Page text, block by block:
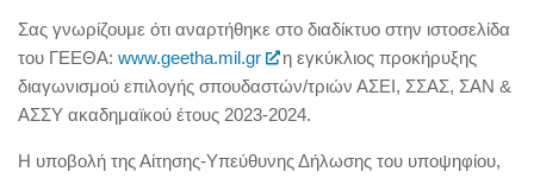
Σας γνωρίζουμε ότι αναρτήθηκε στο διαδίκτυο στην ιστοσελίδα
του ΓΕΕΘΑ: www.geetha.mil.gr
η εγκύκλιος προκήρυξης
διαγωνισμού επιλογής σπουδαστών/τριών ΑΣΕΙ, ΣΣΑΣ, ΣΑΝ &
ΑΣΣΥ ακαδημαϊκού έτους 2023-2024.
H υποβολή της Αίτησης-Υπεύθυνης Δήλωσης του υποψηφίου,